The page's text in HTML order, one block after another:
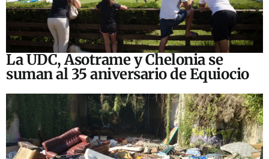
La UDC, Asotrame y Chelonia se
suman al 35 aniversario de Equiocio